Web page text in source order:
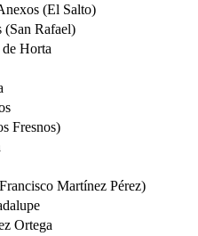
(El Salto)
(San Rafael)
Horta
Fresnos)
Martínez Pérez)
Ortega